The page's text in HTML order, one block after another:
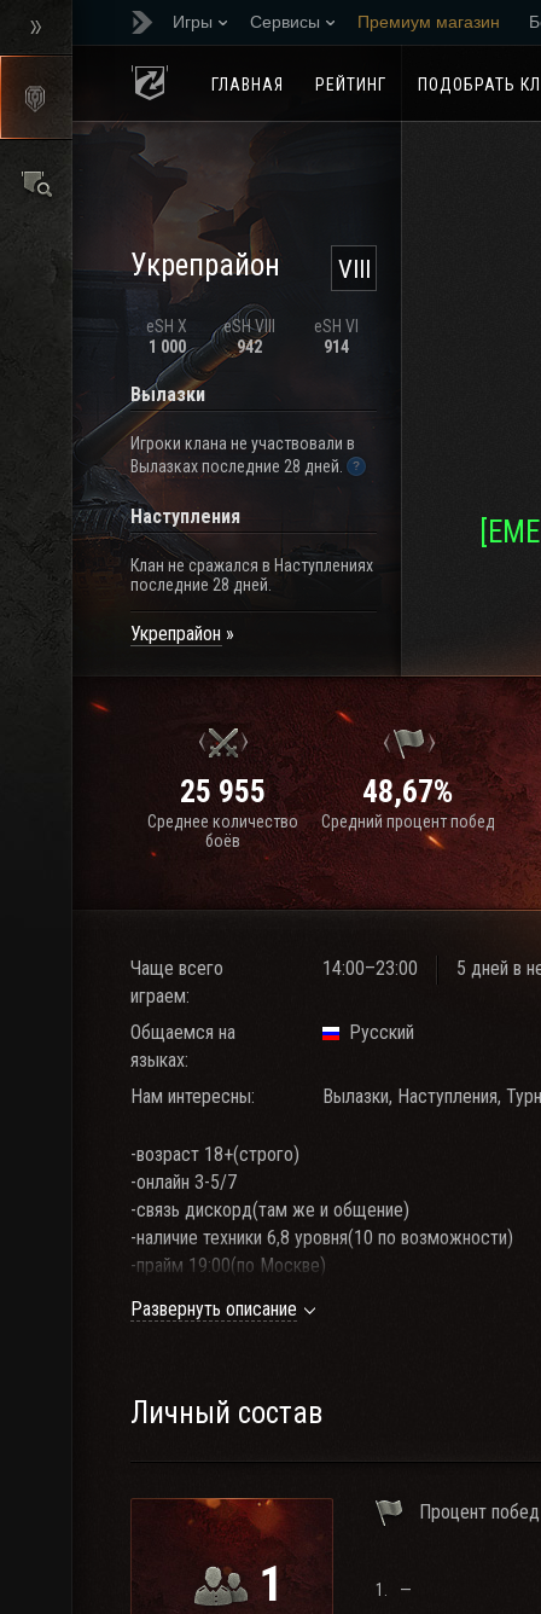
Игры Сервисы Премиум магазин
ГЛАВНАЯ
РЕЙТИНГ ПОДОБРАТЬ
VIII
Укрепрайон
eSH X
1 000
eSH VIII
942
eSH VI
914
Вылазки
Игроки клана не участвовали в
Вылазках последние 28 дней.
Наступления
Клан не сражался в Наступлениях
последние 28 дней.
Укрепрайон
25 955
Среднее количество
боёв
48,67%
Средний процент побед
Чаще всего
играем:
14:00–23:00 5 дней в
Общаемся на
языках:
Русский
Нам интересны: Вылазки, Наступления,
-возраст 18+(строго)
-онлайн 3-5/7
-связь дискорд(там же и общение)
-наличие техники 6,8 уровня(10 по возможности)
-прайм 19:00(по Москве)
-от 5000 боёв
Развернуть описание
Личный состав
1
Процент побед
1. —